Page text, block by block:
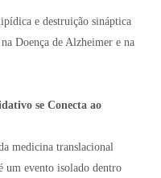
e destruição sináptica
Doença de Alzheimer e na
se Conecta ao
medicina translacional
um evento isolado dentro